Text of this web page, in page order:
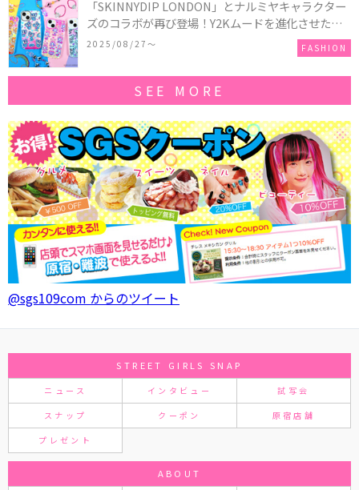
「SKINNYDIP LONDON」とナルミヤキャラクター
ズのコラボが再び登場！Y2Kムードを進化させた新
作コレクションを発売♪
2025/08/27〜 FASHION
SEE MORE
@sgs109com からのツイート
STREET GIRLS SNAP
ニュース インタビュー 試写会
スナップ クーポン 原宿店舗
プレゼント
ABOUT